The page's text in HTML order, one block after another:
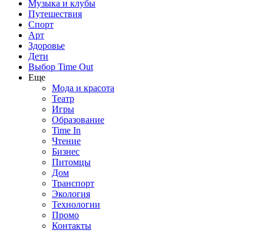
Музыка и клубы
Путешествия
Спорт
Арт
Здоровье
Дети
Выбор Time Out
Еще
Мода и красота
Театр
Игры
Образование
Time In
Чтение
Бизнес
Питомцы
Дом
Транспорт
Экология
Технологии
Промо
Контакты